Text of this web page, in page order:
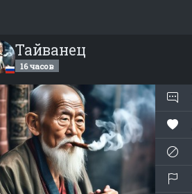
Тайванец
16 часов